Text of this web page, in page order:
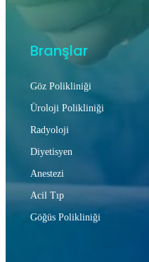
Branşlar
Göz Polikliniği
Üroloji Polikliniği
Radyoloji
Diyetisyen
Anestezi
Acil Tıp
Göğüs Polikliniği